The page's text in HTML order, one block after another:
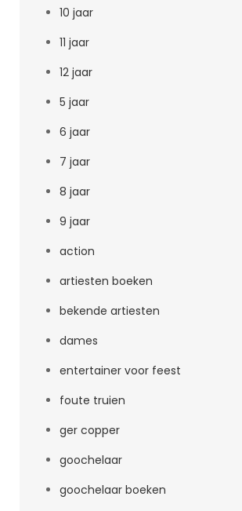
10 jaar
11 jaar
12 jaar
5 jaar
6 jaar
7 jaar
8 jaar
9 jaar
action
artiesten boeken
bekende artiesten
dames
entertainer voor feest
foute truien
ger copper
goochelaar
goochelaar boeken